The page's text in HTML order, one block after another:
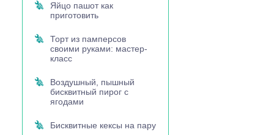
Яйцо пашот как
приготовить
Торт из памперсов
своими руками: мастер-
класс
Воздушный, пышный
бисквитный пирог с
ягодами
Бисквитные кексы на пару